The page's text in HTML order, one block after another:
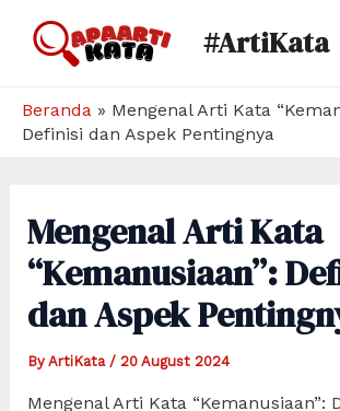
#ArtiKata
Beranda » Mengenal Arti Kata
Definisi dan Aspek Pentingnya
Mengenal Arti Kata
“Kemanusiaan”:
dan Aspek
By ArtiKata / 20 August 2024
Mengenal Arti Kata “Kemanusiaan”: